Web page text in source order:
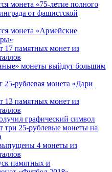
монета «75-летие полного
от фашистской
монета «Армейские
17 памятных монет из
монеты выйдут большим
25-рублевая монета «Дари
13 памятных монет из
графический символ
три 25-рублевые монеты на
4 монеты из
памятных и